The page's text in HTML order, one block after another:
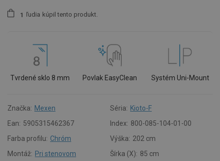
1 ľudia kúpil tento produkt.
Tvrdené sklo 8 mm Povlak EasyClean Systém Uni-Mount
Značka: Mexen Séria: Kioto-F
Ean: 5905315462367 Index: 800-085-104-01-00
Farba profilu: Chróm Výška: 202 cm
Montáž: Pri stenovom Šírka (X): 85 cm